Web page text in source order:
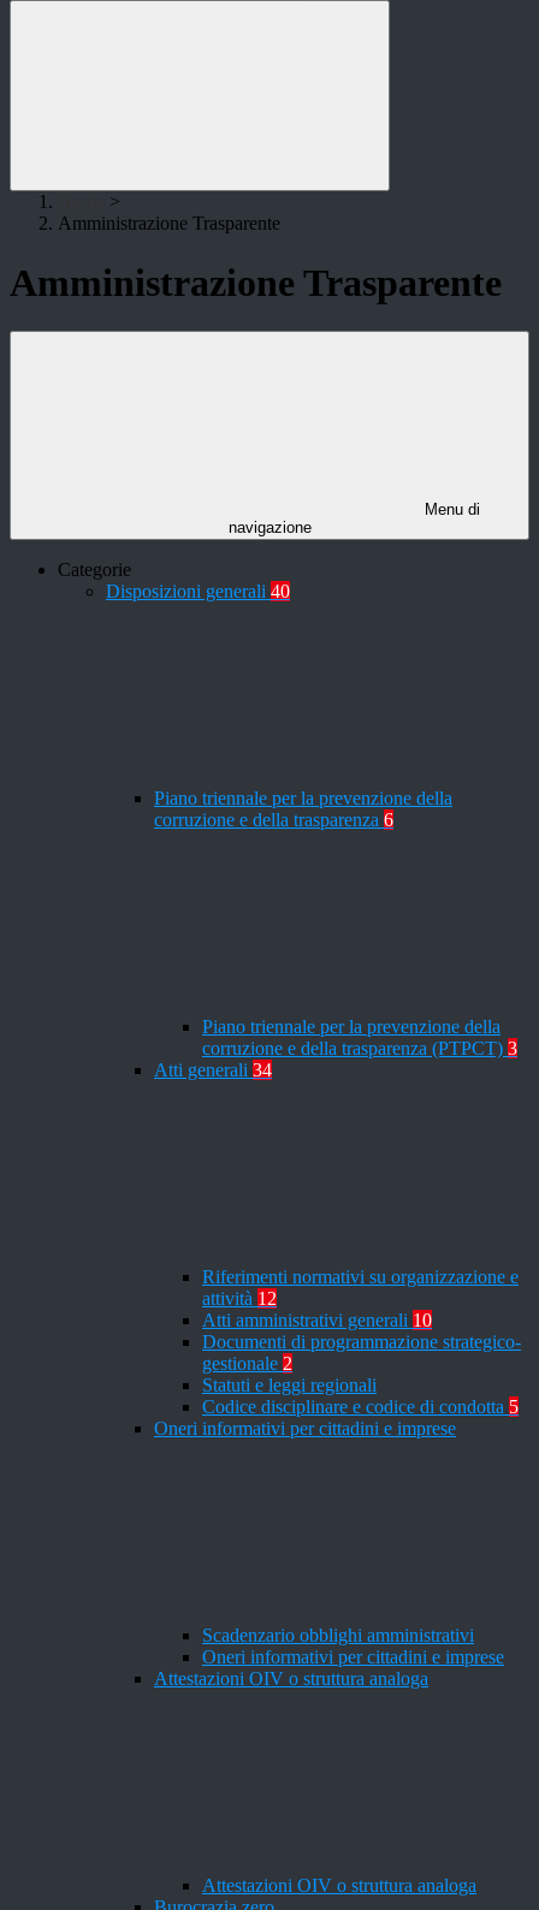
>
Amministrazione Trasparente
Amministrazione Trasparente
Menu di
navigazione
Categorie
Disposizioni generali 40
Piano triennale per la prevenzione della
corruzione e della trasparenza 6
Piano triennale per la prevenzione della
corruzione e della trasparenza (PTPCT) 3
Atti generali 34
Riferimenti normativi su organizzazione e
attività 12
Atti amministrativi generali 10
Documenti di programmazione strategico-
gestionale 2
Statuti e leggi regionali
Codice disciplinare e codice di condotta 5
Oneri informativi per cittadini e imprese
Scadenzario obblighi amministrativi
Oneri informativi per cittadini e imprese
Attestazioni OIV o struttura analoga
Attestazioni OIV o struttura analoga